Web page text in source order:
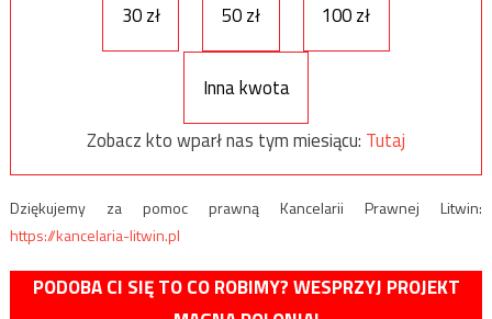
30 zł
50 zł 100 zł
Inna kwota
Zobacz kto wparł nas tym miesiącu: Tutaj
Dziękujemy za pomoc prawną Kancelarii Prawnej Litwin:
https://kancelaria-litwin.pl
PODOBA CI SIĘ TO CO ROBIMY? WESPRZYJ PROJEKT